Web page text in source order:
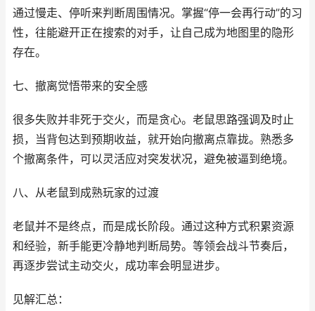
通过慢走、停听来判断周围情况。掌握“停一会再行动”的习
性，往能避开正在搜索的对手，让自己成为地图里的隐形
存在。
七、撤离觉悟带来的安全感
很多失败并非死于交火，而是贪心。老鼠思路强调及时止
损，当背包达到预期收益，就开始向撤离点靠拢。熟悉多
个撤离条件，可以灵活应对突发状况，避免被逼到绝境。
八、从老鼠到成熟玩家的过渡
老鼠并不是终点，而是成长阶段。通过这种方式积累资源
和经验，新手能更冷静地判断局势。等领会战斗节奏后，
再逐步尝试主动交火，成功率会明显进步。
见解汇总：